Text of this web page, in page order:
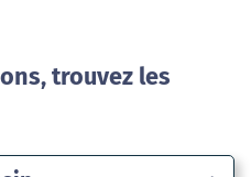
trouvez les